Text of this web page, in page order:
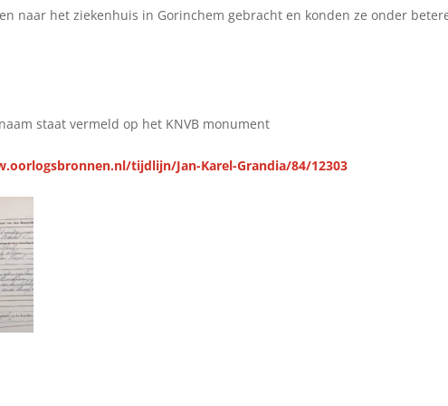
naar het ziekenhuis in Gorinchem gebracht en konden ze onder
staat vermeld op het KNVB monument
tijdlijn/Jan-Karel-Grandia/84/12303